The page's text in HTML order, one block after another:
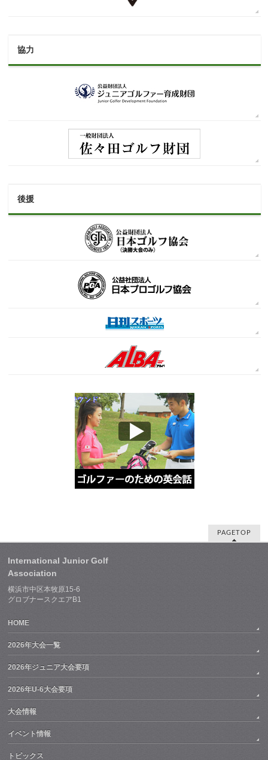
協力
後援
PAGETOP
International Junior Golf
Association
横浜市中区本牧原15-6
グロブナースクエアB1
HOME
2026年大会一覧
2026年ジュニア大会要項
2026年U-6大会要項
大会情報
イベント情報
トピックス